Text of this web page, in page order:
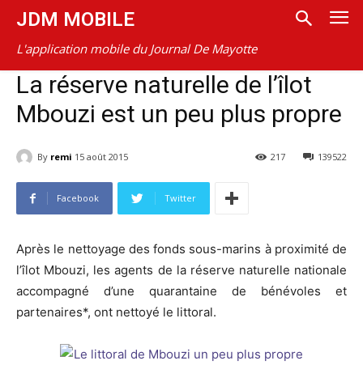
JDM MOBILE
L'application mobile du Journal De Mayotte
La réserve naturelle de l’îlot
Mbouzi est un peu plus propre
By remi 15 août 2015 139522
217
Facebook Twitter
Après le nettoyage des fonds sous-marins à proximité de
l’îlot Mbouzi, les agents de la réserve naturelle nationale
accompagné d’une quarantaine de bénévoles et
partenaires*, ont nettoyé le littoral.